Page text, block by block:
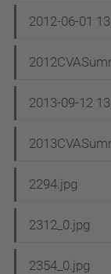
2012-06-01
2013-09-12
2294.jpg
2312_0.jpg
2354_0.jpg